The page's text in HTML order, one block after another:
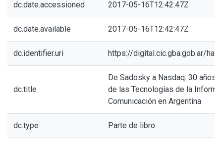
dc.date.accessioned 2017-05-16T12:42:47Z
dc.date.available 2017-05-16T12:42:47Z
dc.identifier.uri https://digital.cic.gba.gob.ar/
dc.title
De Sadosky a Nasdaq: 30 años
de las Tecnologías de la
Comunicación en Argentina
dc.type Parte de libro